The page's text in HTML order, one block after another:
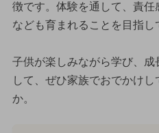
徴です。体験を通して、責
なども育まれることを目指し
子供が楽しみながら学び、成
して、ぜひ家族でおでかけし
か。